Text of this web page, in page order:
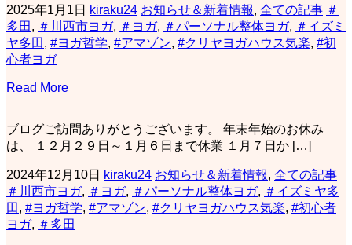
2025年1月1日 kiraku24 お知らせ＆新着情報, 全ての記事 ＃
多田 , ＃川西市ヨガ, ＃ヨガ, ＃パーソナル整体ヨガ, ＃イズミ
ヤ多田 , #ヨガ哲学, #アマゾン, #クリヤヨガハウス気楽, #初
心者ヨガ
Read More
ブログご訪問ありがとうございます。 年末年始のお休み
は、 １２月２９日～１月６日まで休業 １月７日か […]
2024年12月10日 kiraku24 お知らせ＆新着情報, 全ての記事
＃川西市ヨガ, ＃ヨガ, ＃パーソナル整体ヨガ, ＃イズミヤ多
田 , #ヨガ哲学, #アマゾン, #クリヤヨガハウス気楽, #初心者
ヨガ, ＃多田